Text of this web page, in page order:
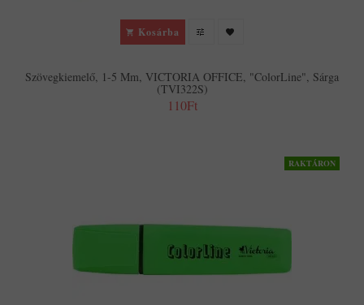
Kosárba
Szövegkiemelő, 1-5 Mm, VICTORIA OFFICE, "ColorLine", Sárga
(TVI322S)
110Ft
RAKTÁRON